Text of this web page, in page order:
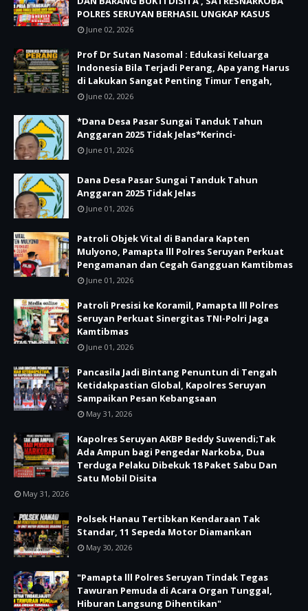
POLRES SERUYAN BERHASIL UNGKAP KASUS
June 02, 2026
Prof Dr Sutan Nasomal : Edukasi Keluarga
Indonesia Bila Terjadi Perang, Apa yang Harus
di Lakukan Sangat Penting Timur Tengah,
June 02, 2026
*Dana Desa Pasar Sungai Tanduk Tahun
Anggaran 2025 Tidak Jelas*Kerinci-
June 01, 2026
Dana Desa Pasar Sungai Tanduk Tahun
Anggaran 2025 Tidak Jelas
June 01, 2026
Patroli Objek Vital di Bandara Kapten
Mulyono, Pamapta lll Polres Seruyan Perkuat
Pengamanan dan Cegah Gangguan Kamtibmas
June 01, 2026
Patroli Presisi ke Koramil, Pamapta lll Polres
Seruyan Perkuat Sinergitas TNI-Polri Jaga
Kamtibmas
June 01, 2026
Pancasila Jadi Bintang Penuntun di Tengah
Ketidakpastian Global, Kapolres Seruyan
Sampaikan Pesan Kebangsaan
May 31, 2026
Kapolres Seruyan AKBP Beddy Suwendi;Tak
Ada Ampun bagi Pengedar Narkoba, Dua
Terduga Pelaku Dibekuk 18 Paket Sabu Dan
Satu Mobil Disita
May 31, 2026
Polsek Hanau Tertibkan Kendaraan Tak
Standar, 11 Sepeda Motor Diamankan
May 30, 2026
"Pamapta lll Polres Seruyan Tindak Tegas
Tawuran Pemuda di Acara Organ Tunggal,
Hiburan Langsung Dihentikan"